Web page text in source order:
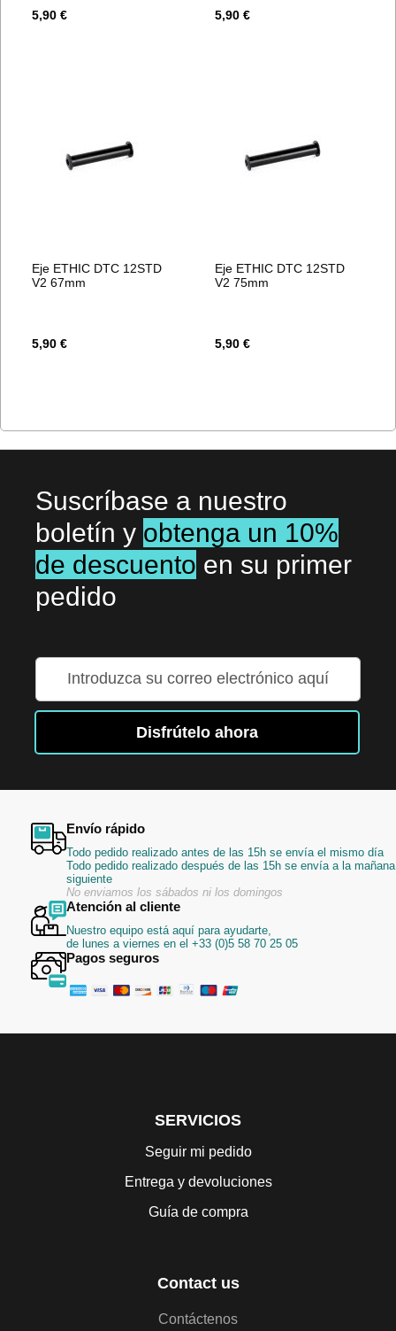
5,90 € 5,90 €
Eje ETHIC DTC 12STD
V2 67mm
5,90 €
Eje ETHIC DTC 12STD
V2 75mm
5,90 €
Suscríbase a nuestro
boletín y obtenga un 10%
de descuento en su primer
pedido
nuestro
de
Disfrútelo ahora
Envío rápido
Todo pedido realizado antes de las 15h se envía el mismo día
Todo pedido realizado después de las 15h se envía a la mañana
siguiente
No enviamos los sábados ni los domingos
Atención al cliente
Nuestro equipo está aquí para ayudarte,
de lunes a viernes en el +33 (0)5 58 70 25 05
Pagos seguros
SERVICIOS
Seguir mi pedido
Entrega y devoluciones
Guía de compra
Contact us
Contáctenos